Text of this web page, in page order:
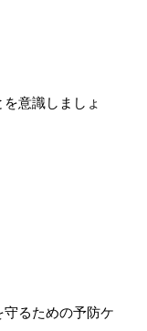
意識しましょ
るための予防ケ